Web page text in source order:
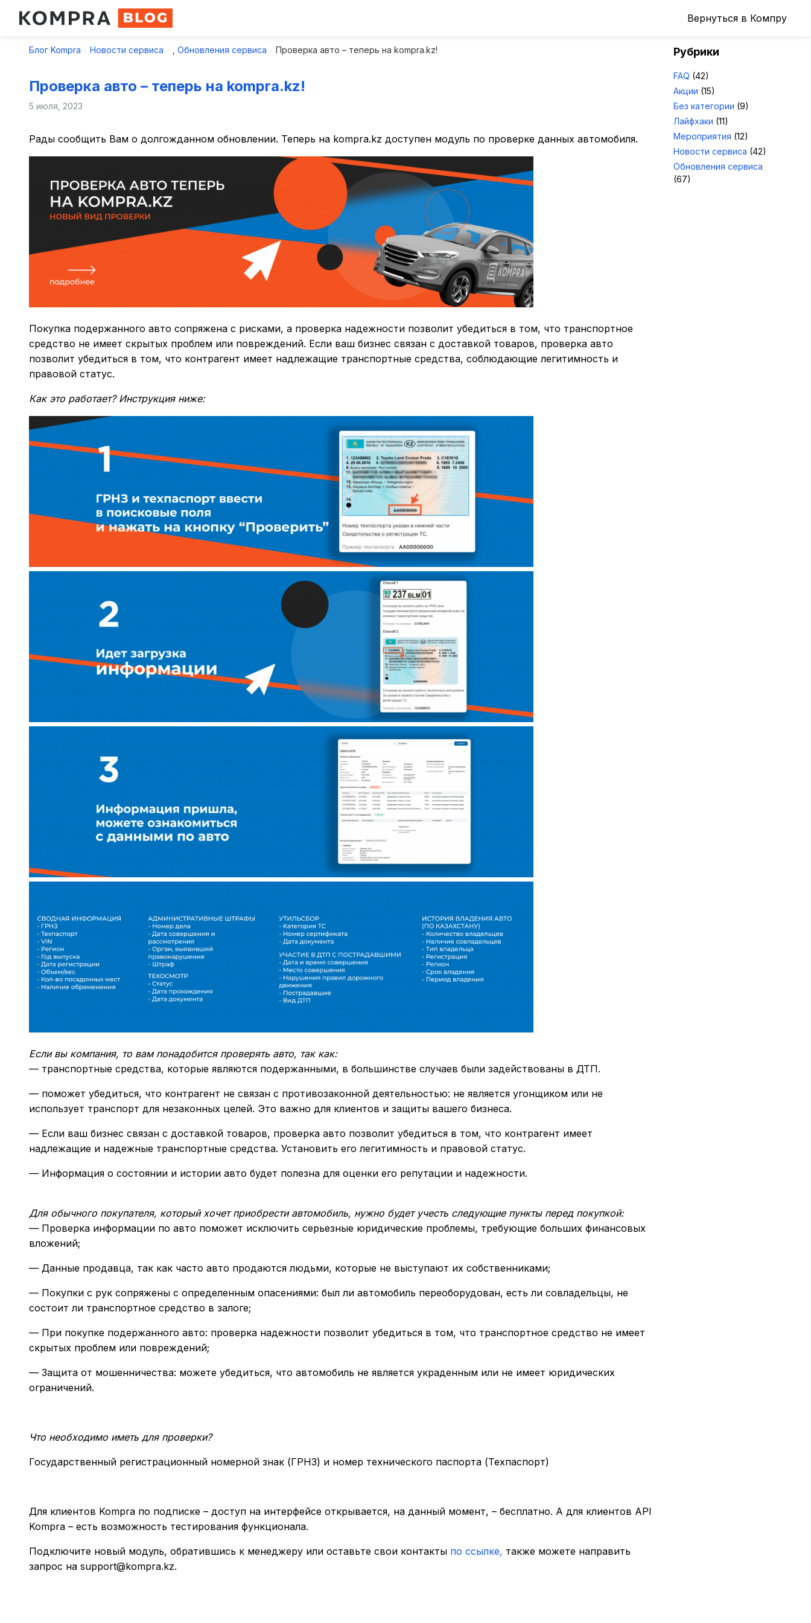
Вернуться в Компру
Блог Kompra Новости сервиса Обновления сервиса Проверка авто – теперь на kompra.kz!
Проверка авто – теперь на kompra.kz!
5 июля, 2023
Рады сообщить Вам о долгожданном обновлении. Теперь на kompra.kz доступен модуль по проверке данных автомобиля.
Покупка подержанного авто сопряжена с рисками, а проверка надежности позволит убедиться в том, что транспортное
средство не имеет скрытых проблем или повреждений. Если ваш бизнес связан с доставкой товаров, проверка авто
позволит убедиться в том, что контрагент имеет надлежащие транспортные средства, соблюдающие легитимность и
правовой статус.
Как это работает? Инструкция ниже:
Если вы компания, то вам понадобится проверять авто, так как:
— транспортные средства, которые являются подержанными, в большинстве случаев были задействованы в ДТП.
— поможет убедиться, что контрагент не связан с противозаконной деятельностью: не является угонщиком или не
использует транспорт для незаконных целей. Это важно для клиентов и защиты вашего бизнеса.
— Если ваш бизнес связан с доставкой товаров, проверка авто позволит убедиться в том, что контрагент имеет
надлежащие и надежные транспортные средства. Установить его легитимность и правовой статус.
— Информация о состоянии и истории авто будет полезна для оценки его репутации и надежности.
Для обычного покупателя, который хочет приобрести автомобиль, нужно будет учесть следующие пункты перед покупкой:
— Проверка информации по авто поможет исключить серьезные юридические проблемы, требующие больших финансовых
вложений;
— Данные продавца, так как часто авто продаются людьми, которые не выступают их собственниками;
— Покупки с рук сопряжены с определенным опасениями: был ли автомобиль переоборудован, есть ли совладельцы, не
состоит ли транспортное средство в залоге;
— При покупке подержанного авто: проверка надежности позволит убедиться в том, что транспортное средство не имеет
скрытых проблем или повреждений;
— Защита от мошенничества: можете убедиться, что автомобиль не является украденным или не имеет юридических
ограничений.
Что необходимо иметь для проверки?
Государственный регистрационный номерной знак (ГРНЗ) и номер технического паспорта (Техпаспорт)
Для клиентов Kompra по подписке – доступ на интерфейсе открывается, на данный момент, – бесплатно. А для клиентов API
Kompra – есть возможность тестирования функционала.
Подключите новый модуль, обратившись к менеджеру или оставьте свои контакты по ссылке, также можете направить
запрос на support@kompra.kz.
Рубрики
FAQ (42)
Акции (15)
Без категории (9)
Лайфхаки (11)
Мероприятия (12)
Новости сервиса (42)
Обновления сервиса
(67)